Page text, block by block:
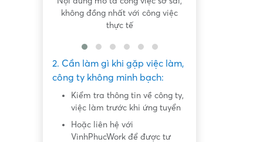
không đồng nhất với công việc
thực tế
2. Cần làm gì khi gặp việc làm,
công ty không minh bạch:
Kiểm tra thông tin về công ty,
việc làm trước khi ứng tuyển
Hoặc liên hệ với
VinhPhucWork để được tư